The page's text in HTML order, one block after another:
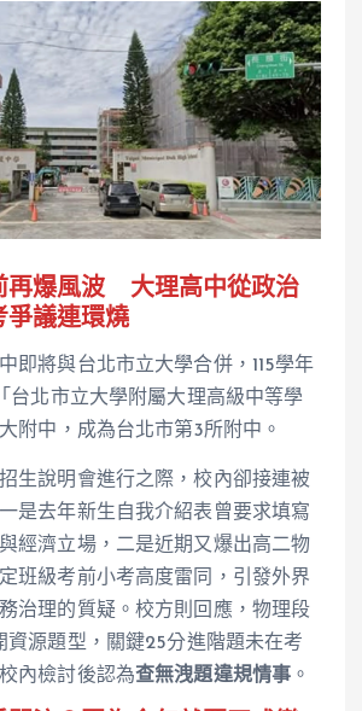
再爆風波 大理高中從政治
爭議連環燒
即將與台北市立大學合併，115學年
台北市立大學附屬大理高級中等學
附中，成為台北市第3所附中。
生說明會進行之際，校內卻接連被
是去年新生自我介紹表曾要求填寫
經濟立場，二是近期又爆出高二物
班級考前小考高度雷同，引發外界
治理的質疑。校方則回應，物理段
資源題型，關鍵25分進階題未在考
內檢討後認為查無洩題違規情事 。